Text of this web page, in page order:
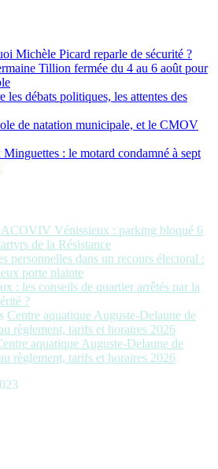
Michèle Picard reparle de sécurité ?
Tillion fermée du 4 au 6 août pour
les débats politiques, les attentes des
de natation municipale, et le CMOV
: le motard condamné à sept
Vénissieux : parking bloqué 6
de la Résistance
personnelles dans un recours électoral :
porte plainte
: les conseils de quartier arrêtés par la
?
Centre aquatique Auguste-Delaune de
règlement, tarifs et horaires 2026
aquatique Auguste-Delaune de
règlement, tarifs et horaires 2026